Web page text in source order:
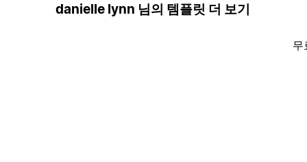
danielle lynn 님의 템플릿 더 보기
무